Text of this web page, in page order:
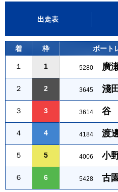
出走表
着 枠 ボート
１ 1 5280
２ 2 3645 淺
３ 3 3614
４ 4 4184 渡
５ 5 4006 小
６ 6 5428 古